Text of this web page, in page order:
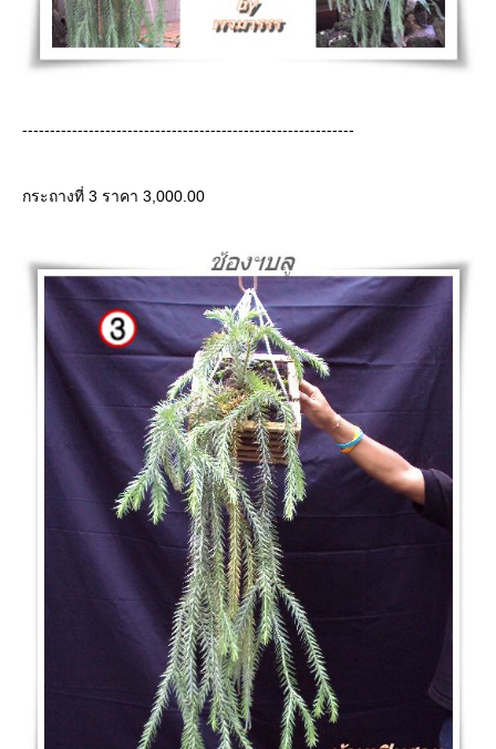
------------------------------------------------------------
กระถางที่ 3 ราคา 3,000.00